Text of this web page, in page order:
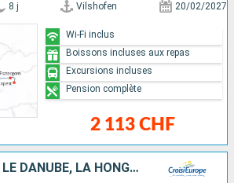
8 j Vilshofen 20/02/2027
2 113 CHF
Wi-Fi inclus
Boissons incluses aux repas
Excursions incluses
Pension complète
DE LA TISZA VERS LE DANUBE, LA HONGRIE AUTHENTIQUE